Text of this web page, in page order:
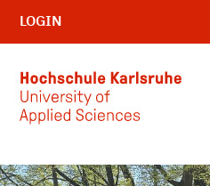
Skip to main content
LOGIN